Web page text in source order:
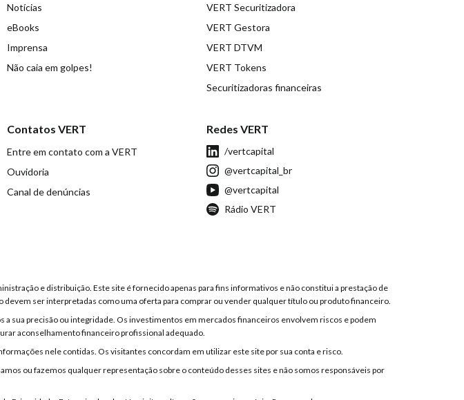
Notícias
eBooks
Imprensa
Não caia em golpes!
VERT Securitizadora
VERT Gestora
VERT DTVM
VERT Tokens
Securitizadoras financeiras
Contatos VERT
Entre em contato com a VERT
Ouvidoria
Canal de denúncias
Redes VERT
/vertcapital
@vertcapital_br
@vertcapital
Rádio VERT
e distribuição. Este site é fornecido apenas para fins informativos e não constitui a prestação de
ser interpretadas como uma oferta para comprar ou vender qualquer título ou produto financeiro.
sua precisão ou integridade. Os investimentos em mercados financeiros envolvem riscos e podem
aconselhamento financeiro profissional adequado.
nele contidas. Os visitantes concordam em utilizar este site por sua conta e risco.
ou fazemos qualquer representação sobre o conteúdo desses sites e não somos responsáveis por